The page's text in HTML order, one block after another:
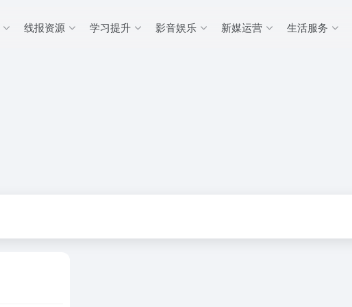
线报资源 学习提升 影音娱乐 新媒运营 生活服务